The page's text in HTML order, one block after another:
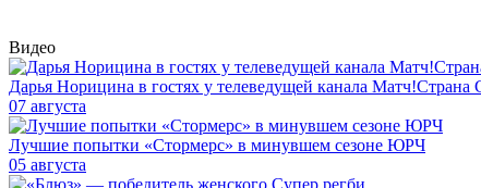
Видео
Дарья Норицина в гостях у телеведущей канала
07 августа
Лучшие попытки «Стормерс» в минувшем сезоне ЮРЧ
05 августа